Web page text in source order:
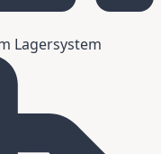
Lagersystem